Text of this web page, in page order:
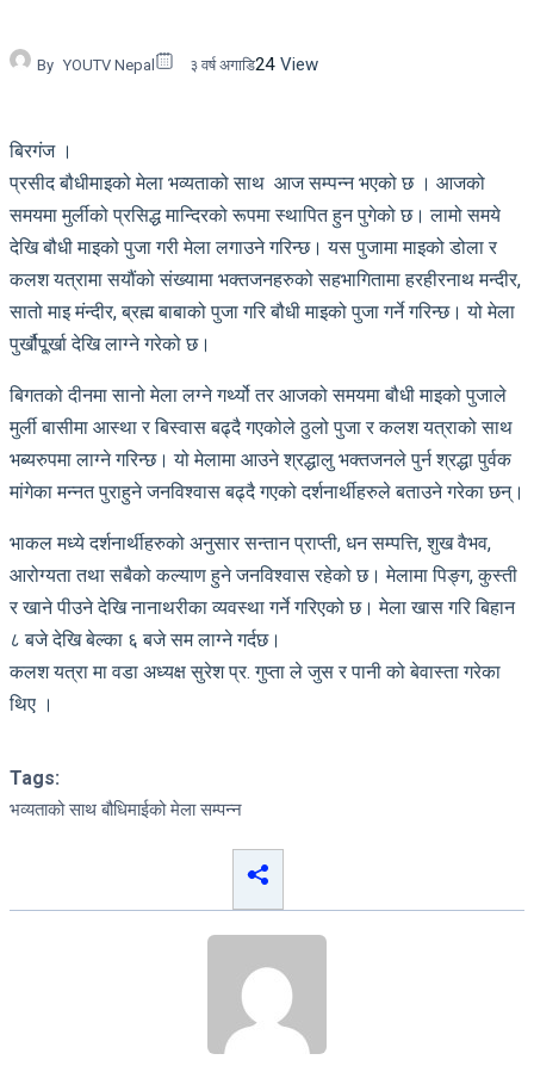
By YOUTV Nepal ३ वर्ष अगाडि24 View
बिरगंज ।
प्रसीद बौधीमाइको मेला भव्यताको साथ आज सम्पन्न भएको छ । आजको
समयमा मुर्लीको प्रसिद्ध मान्दिरको रूपमा स्थापित हुन पुगेको छ। लामो समये
देखि बौधी माइको पुजा गरी मेला लगाउने गरिन्छ। यस पुजामा माइको डोला र
कलश यत्रामा सयौंको संख्यामा भक्तजनहरुको सहभागितामा हरहीरनाथ मन्दीर,
सातो माइ मंन्दीर, ब्रह्म बाबाको पुजा गरि बौधी माइको पुजा गर्ने गरिन्छ। यो मेला
पुर्खौपू्र्खा देखि लाग्ने गरेको छ।
बिगतको दीनमा सानो मेला लग्ने गर्थ्यो तर आजको समयमा बौधी माइको पुजाले
मुर्ली बासीमा आस्था र बिस्वास बढ्दै गएकोले ठुलो पुजा र कलश यत्राको साथ
भब्यरुपमा लाग्ने गरिन्छ। यो मेलामा आउने श्रद्धालु भक्तजनले पुर्न श्रद्धा पुर्वक
मांगेका मन्नत पुराहुने जनविश्वास बढ्दै गएको दर्शनार्थीहरुले बताउने गरेका छन्।
भाकल मध्ये दर्शनार्थीहरुको अनुसार सन्तान प्राप्ती, धन सम्पत्ति, शुख वैभव,
आरोग्यता तथा सबैको कल्याण हुने जनविश्वास रहेको छ। मेलामा पिङ्ग, कुस्ती
र खाने पीउने देखि नानाथरीका व्यवस्था गर्ने गरिएको छ। मेला खास गरि बिहान
८ बजे देखि बेल्का ६ बजे सम लाग्ने गर्दछ।
कलश यत्रा मा वडा अध्यक्ष सुरेश प्र. गुप्ता ले जुस र पानी को बेवास्ता गरेका
थिए ।
Tags:
भव्यताको साथ बौधिमाईको मेला सम्पन्न